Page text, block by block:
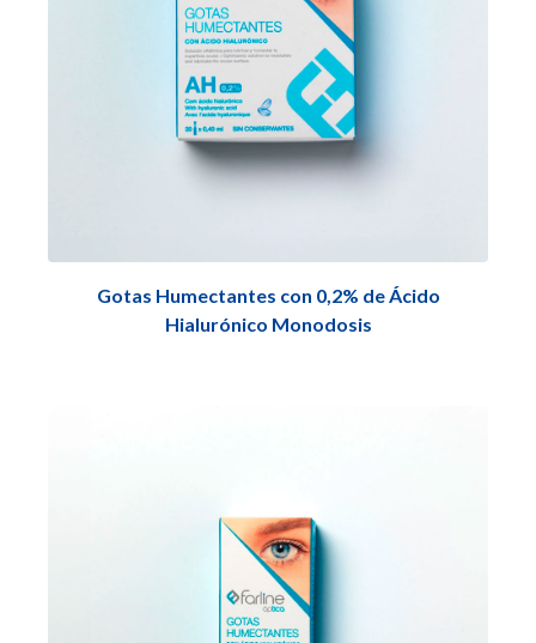
Gotas Humectantes con 0,2% de Ácido
Hialurónico Monodosis